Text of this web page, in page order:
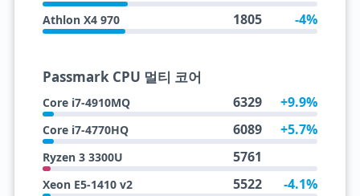
Athlon X4 970 1805 -4%
Passmark CPU 멀티 코어
Core i7-4910MQ 6329 +9.9%
Core i7-4770HQ 6089 +5.7%
Ryzen 3 3300U 5761
Xeon E5-1410 v2 5522 -4.1%